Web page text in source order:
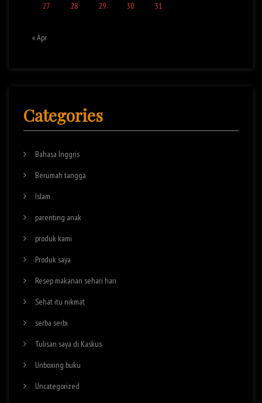
27 28 29 30 31
« Apr
Categories
Bahasa Inggris
Berumah tangga
Islam
parenting anak
produk kami
Produk saya
Resep makanan sehari hari
Sehat itu nikmat
serba serbi
Tulisan saya di Kaskus
Unboxing buku
Uncategorized